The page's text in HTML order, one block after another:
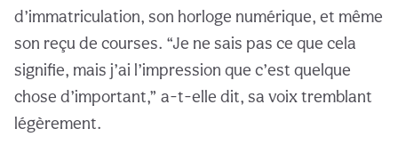
d’immatriculation, son horloge numérique, et même
son reçu de courses. “Je ne sais pas ce que cela
signifie, mais j’ai l’impression que c’est quelque
chose d’important,” a-t-elle dit, sa voix tremblant
légèrement.